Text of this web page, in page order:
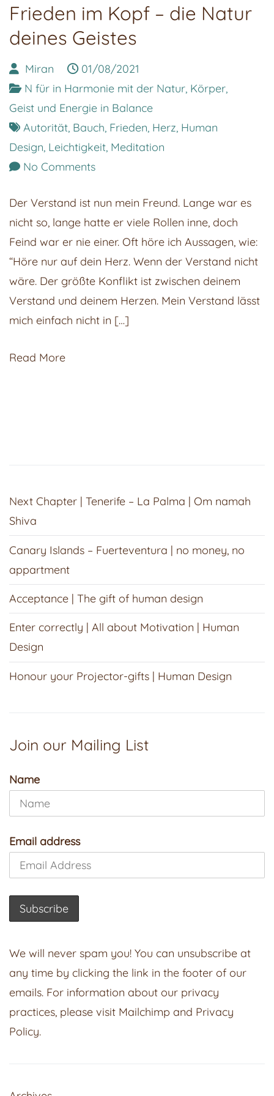
Frieden im Kopf – die Natur
deines Geistes
Miran
01/08/2021
N für in Harmonie mit der Natur, Körper,
Geist und Energie in Balance
Autorität, Bauch, Frieden, Herz, Human
Design, Leichtigkeit, Meditation
No Commentson
im
Kopf
–
die
Natur
deines
Geistes
Der Verstand ist nun mein Freund. Lange war es
nicht so, lange hatte er viele Rollen inne, doch
Feind war er nie einer. Oft höre ich Aussagen, wie:
“Höre nur auf dein Herz. Wenn der Verstand nicht
wäre. Der größte Konflikt ist zwischen deinem
Verstand und deinem Herzen. Mein Verstand lässt
mich einfach nicht in […]
Read More
Next Chapter | Tenerife – La Palma | Om namah
Shiva
Canary Islands – Fuerteventura | no money, no
appartment
Acceptance | The gift of human design
Enter correctly | All about Motivation | Human
Design
Honour your Projector-gifts | Human Design
Join our Mailing List
Name
Email address
We will never spam you! You can unsubscribe at
any time by clicking the link in the footer of our
emails. For information about our privacy
practices, please visit Mailchimp and Privacy
Policy.